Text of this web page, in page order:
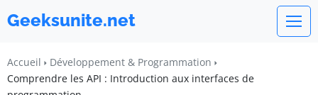
Geeksunite.net
Accueil
Développement & Programmation
Comprendre les API : Introduction aux interfaces de